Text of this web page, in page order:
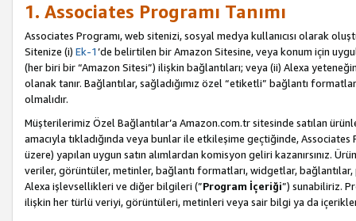
1. Associates Programı Tanımı
Associates Programı, web sitenizi, sosyal medya kullanıcısı olarak
Sitenize (i) Ek-1’de belirtilen bir Amazon Sitesine, veya konum için
(her biri bir “Amazon Sitesi”) ilişkin bağlantıları; veya (ii) Alexa
olanak tanır. Bağlantılar, sağladığımız özel “etiketli” bağlantı
olmalıdır.
Müşterilerimiz Özel Bağlantılar’a Amazon.com.tr sitesinde satılan
amacıyla tıkladığında veya bunlar ile etkileşime geçtiğinde,
üzere) yapılan uygun satın alımlardan komisyon geliri kazanırsınız.
veriler, görüntüler, metinler, bağlantı formatları, widgetlar,
Alexa işlevsellikleri ve diğer bilgileri (”Program İçeriği”) sunabiliriz.
ilişkin her türlü veriyi, görüntüleri, metinleri veya sair bilgi ya da içerikleri